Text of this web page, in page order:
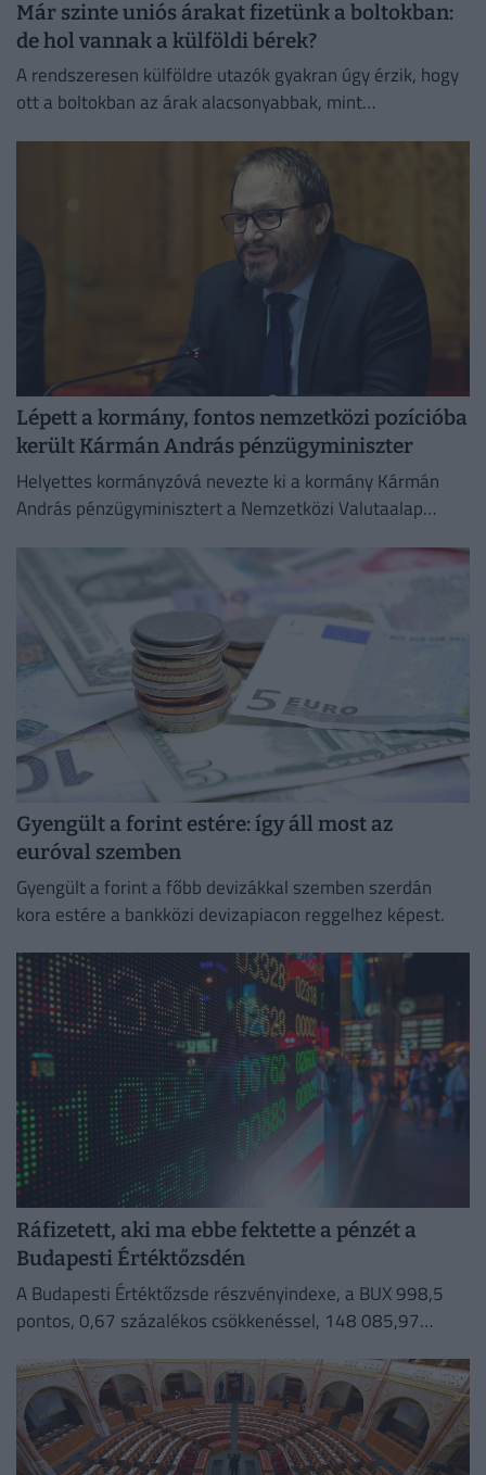
Már szinte uniós árakat fizetünk a boltokban:
de hol vannak a külföldi bérek?
A rendszeresen külföldre utazók gyakran úgy érzik, hogy
ott a boltokban az árak alacsonyabbak, mint
Lépett a kormány, fontos nemzetközi pozícióba
került Kármán András pénzügyminiszter
Helyettes kormányzóvá nevezte ki a kormány Kármán
András pénzügyminisztert a Nemzetközi Valutaalap
Gyengült a forint estére: így áll most az
euróval szemben
Gyengült a forint a főbb devizákkal szemben szerdán
kora estére a bankközi devizapiacon reggelhez képest.
Ráfizetett, aki ma ebbe fektette a pénzét a
Budapesti Értéktőzsdén
A Budapesti Értéktőzsde részvényindexe, a BUX 998,5
pontos, 0,67 százalékos csökkenéssel, 148 085,97